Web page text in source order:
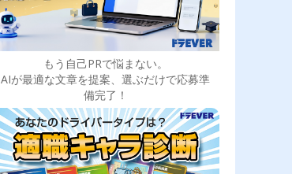
もう自己PRで悩まない。
AIが最適な文章を提案、選ぶだけで応募準
備完了！